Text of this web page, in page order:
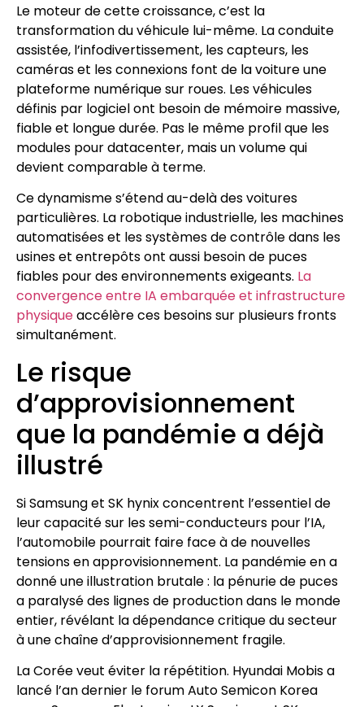
Le moteur de cette croissance, c’est la
transformation du véhicule lui-même. La conduite
assistée, l’infodivertissement, les capteurs, les
caméras et les connexions font de la voiture une
plateforme numérique sur roues. Les véhicules
définis par logiciel ont besoin de mémoire massive,
fiable et longue durée. Pas le même profil que les
modules pour datacenter, mais un volume qui
devient comparable à terme.
Ce dynamisme s’étend au-delà des voitures
particulières. La robotique industrielle, les machines
automatisées et les systèmes de contrôle dans les
usines et entrepôts ont aussi besoin de puces
fiables pour des environnements exigeants. La
convergence entre IA embarquée et infrastructure
physiqueaccélère ces besoins sur plusieurs fronts
simultanément.
Le risque
d’approvisionnement
que la pandémie a déjà
illustré
Si Samsung et SK hynix concentrent l’essentiel de
leur capacité sur les semi-conducteurs pour l’IA,
l’automobile pourrait faire face à de nouvelles
tensions en approvisionnement. La pandémie en a
donné une illustration brutale : la pénurie de puces
a paralysé des lignes de production dans le monde
entier, révélant la dépendance critique du secteur
à une chaîne d’approvisionnement fragile.
La Corée veut éviter la répétition. Hyundai Mobis a
lancé l’an dernier le forum Auto Semicon Korea